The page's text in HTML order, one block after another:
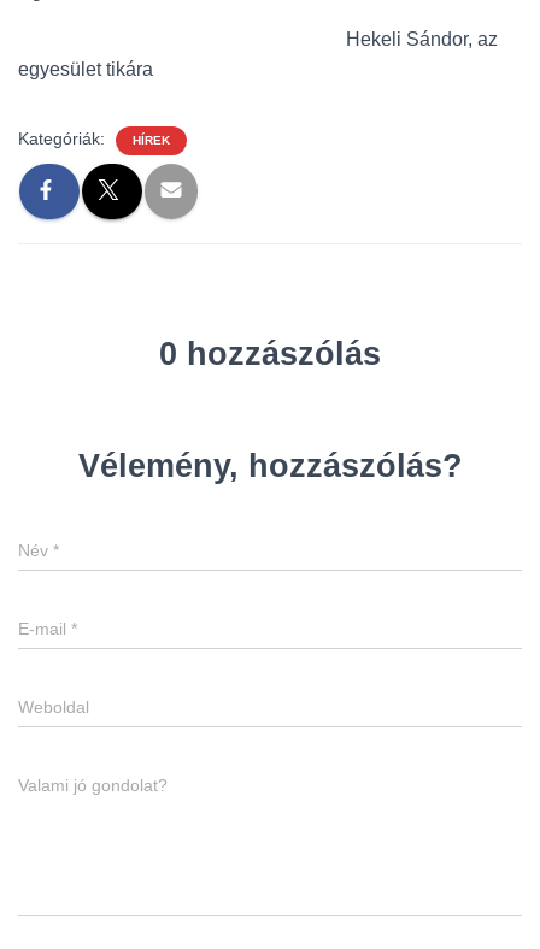
Hekeli Sándor, az
egyesület tikára
Kategóriák: HÍREK
0 hozzászólás
Vélemény, hozzászólás?
Név *
E-mail *
Weboldal
Valami jó gondolat?